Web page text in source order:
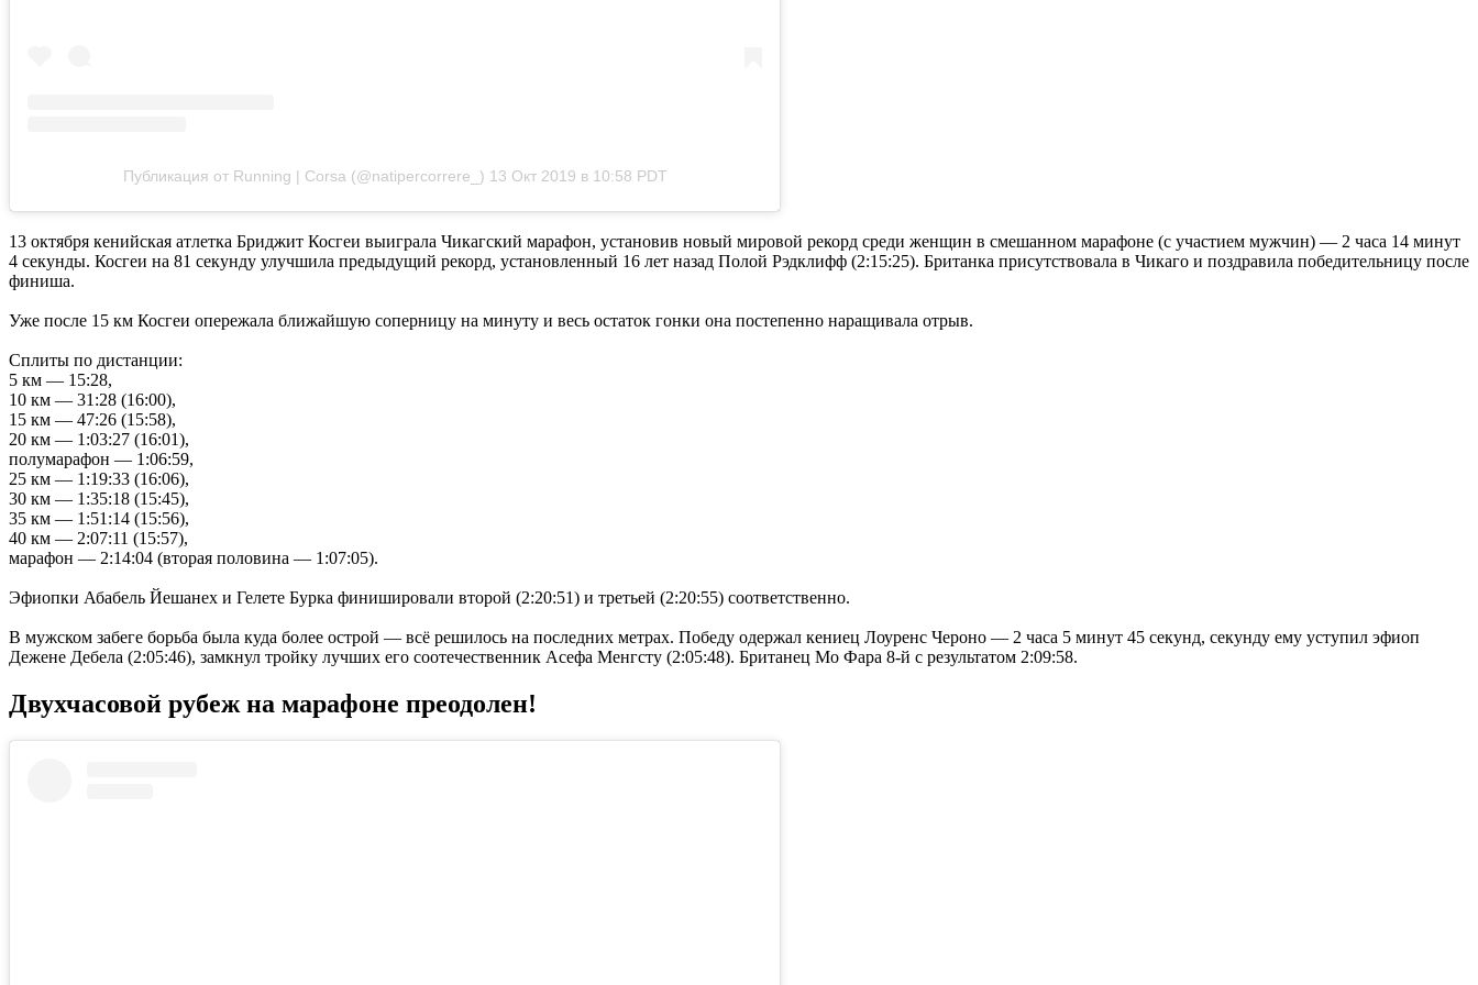
Публикация от Running | Corsa (@natipercorrere_) 13 Окт 2019 в 10:58 PDT
13 октября кенийская атлетка Бриджит Косгеи выиграла Чикагский марафон, установив новый мировой рекорд среди женщин в смешанном марафоне (с участием мужчин) — 2 часа 14 минут
4 секунды. Косгеи на 81 секунду улучшила предыдущий рекорд, установленный 16 лет назад Полой Рэдклифф (2:15:25). Британка присутствовала в Чикаго и поздравила победительницу после
финиша.
Уже после 15 км Косгеи опережала ближайшую соперницу на минуту и весь остаток гонки она постепенно наращивала отрыв.
Сплиты по дистанции:
5 км — 15:28,
10 км — 31:28 (16:00),
15 км — 47:26 (15:58),
20 км — 1:03:27 (16:01),
полумарафон — 1:06:59,
25 км — 1:19:33 (16:06),
30 км — 1:35:18 (15:45),
35 км — 1:51:14 (15:56),
40 км — 2:07:11 (15:57),
марафон — 2:14:04 (вторая половина — 1:07:05).
Эфиопки Абабель Йешанех и Гелете Бурка финишировали второй (2:20:51) и третьей (2:20:55) соответственно.
В мужском забеге борьба была куда более острой — всё решилось на последних метрах. Победу одержал кениец Лоуренс Чероно — 2 часа 5 минут 45 секунд, секунду ему уступил эфиоп
Дежене Дебела (2:05:46), замкнул тройку лучших его соотечественник Асефа Менгсту (2:05:48). Британец Мо Фара 8-й с результатом 2:09:58.
Двухчасовой рубеж на марафоне преодолен!